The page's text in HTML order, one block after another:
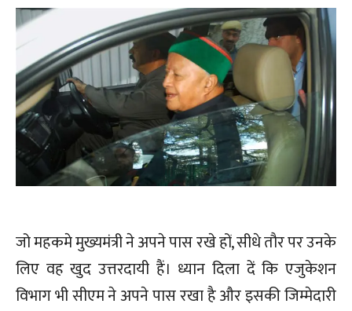
जो महकमे मुख्यमंत्री ने अपने पास रखे हों, सीधे तौर पर उनके
लिए वह खुद उत्तरदायी हैं। ध्यान दिला दें कि एजुकेशन
विभाग भी सीएम ने अपने पास रखा है और इसकी जिम्मेदारी